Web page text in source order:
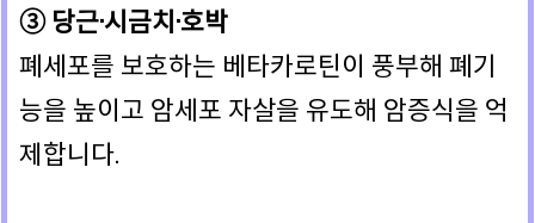
③ 당근·시금치·호박
폐세포를 보호하는 베타카로틴이 풍부해 폐기
능을 높이고 암세포 자살을 유도해 암증식을 억
제합니다.